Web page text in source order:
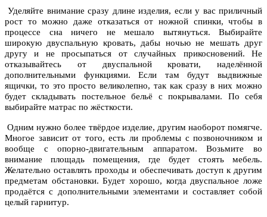
Уделяйте внимание сразу длине изделия, если у вас приличный
рост то можно даже отказаться от ножной спинки, чтобы в
процессе сна ничего не мешало вытянуться. Выбирайте
широкую двуспальную кровать, дабы ночью не мешать друг
другу и не просыпаться от случайных прикосновений. Не
отказывайтесь от двуспальной кровати, наделённой
дополнительными функциями. Если там будут выдвижные
ящички, то это просто великолепно, так как сразу в них можно
будет складывать постельное бельё с покрывалами. По себя
выбирайте матрас по жёсткости.
Одним нужно более твёрдое изделие, другим наоборот помягче.
Многое зависит от того, есть ли проблемы с позвоночником и
вообще с опорно-двигательным аппаратом. Возьмите во
внимание площадь помещения, где будет стоять мебель.
Желательно оставлять проходы и обеспечивать доступ к другим
предметам обстановки. Будет хорошо, когда двуспальное ложе
продаётся с дополнительными элементами и составляет собой
целый гарнитур.